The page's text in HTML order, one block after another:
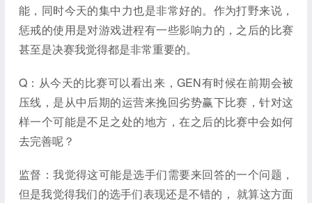
能，同时今天的集中力也是非常好的。作为打野来说，
惩戒的使用是对游戏进程有一些影响力的，之后的比赛
甚至是决赛我觉得都是非常重要的。
Q：从今天的比赛可以看出来，GEN有时候在前期会被
压线，是从中后期的运营来挽回劣势赢下比赛，针对这
样一个可能是不足之处的地方，在之后的比赛中会如何
去完善呢？
监督：我觉得这可能是选手们需要来回答的一个问题，
但是我觉得我们的选手们表现还是不错的， 就算这方面